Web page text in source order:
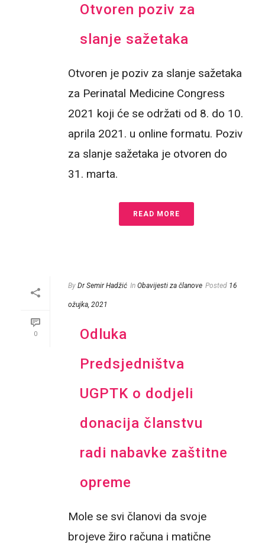
Otvoren poziv za
slanje sažetaka
Otvoren je poziv za slanje sažetaka
za Perinatal Medicine Congress
2021 koji će se održati od 8. do 10.
aprila 2021. u online formatu. Poziv
za slanje sažetaka je otvoren do
31. marta.
READ MORE
0
By Dr Semir Hadžić In Obavijesti za članove Posted 16
ožujka, 2021
Odluka
Predsjedništva
UGPTK o dodjeli
donacija članstvu
radi nabavke zaštitne
opreme
Mole se svi članovi da svoje
brojeve žiro računa i matične